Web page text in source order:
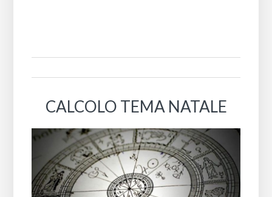
CALCOLO TEMA NATALE